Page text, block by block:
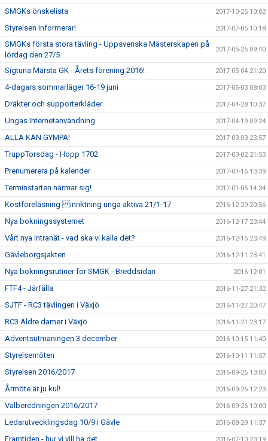
SMGKs önskelista 2017-10-25 10:02
Styrelsen informerar! 2017-07-05 10:18
SMGKs första stora tävling - Uppsvenska Mästerskapen på
lördag den 27/5
2017-05-25 09:40
Sigtuna Märsta GK - Årets förening 2016! 2017-05-04 21:20
4-dagars sommarläger 16-19 juni 2017-05-03 08:03
Dräkter och supporterkläder 2017-04-28 10:37
Ungas Internetanvändning 2017-04-19 09:24
ALLA KAN GYMPA! 2017-03-03 23:57
TruppTorsdag - Hopp 1702 2017-03-02 21:53
Prenumerera på kalender 2017-01-16 13:39
Terminstarten närmar sig! 2017-01-05 14:34
Kostföreläsning inriktning unga aktiva 21/1-17 2016-12-29 20:56
Nya bokningssystemet 2016-12-17 23:44
Vårt nya intranät - vad ska vi kalla det? 2016-12-15 23:49
Gävleborgsjakten 2016-12-11 23:41
Nya bokningsrutiner för SMGK - Breddsidan 2016-12-01
FTF4 - Järfälla 2016-11-27 21:32
SJTF - RC3 tävlingen i Växjö 2016-11-27 20:47
RC3 Äldre damer i Växjö 2016-11-21 23:17
Adventsutmaningen 3 december 2016-10-15 11:40
Styrelsemöten 2016-10-11 11:57
Styrelsen 2016/2017 2016-09-26 13:00
Årmöte är ju kul! 2016-09-26 12:23
Valberedningen 2016/2017 2016-09-26 10:00
Ledarutvecklingsdag 10/9 i Gävle 2016-08-29 11:37
Framtiden - hur vi vill ha det